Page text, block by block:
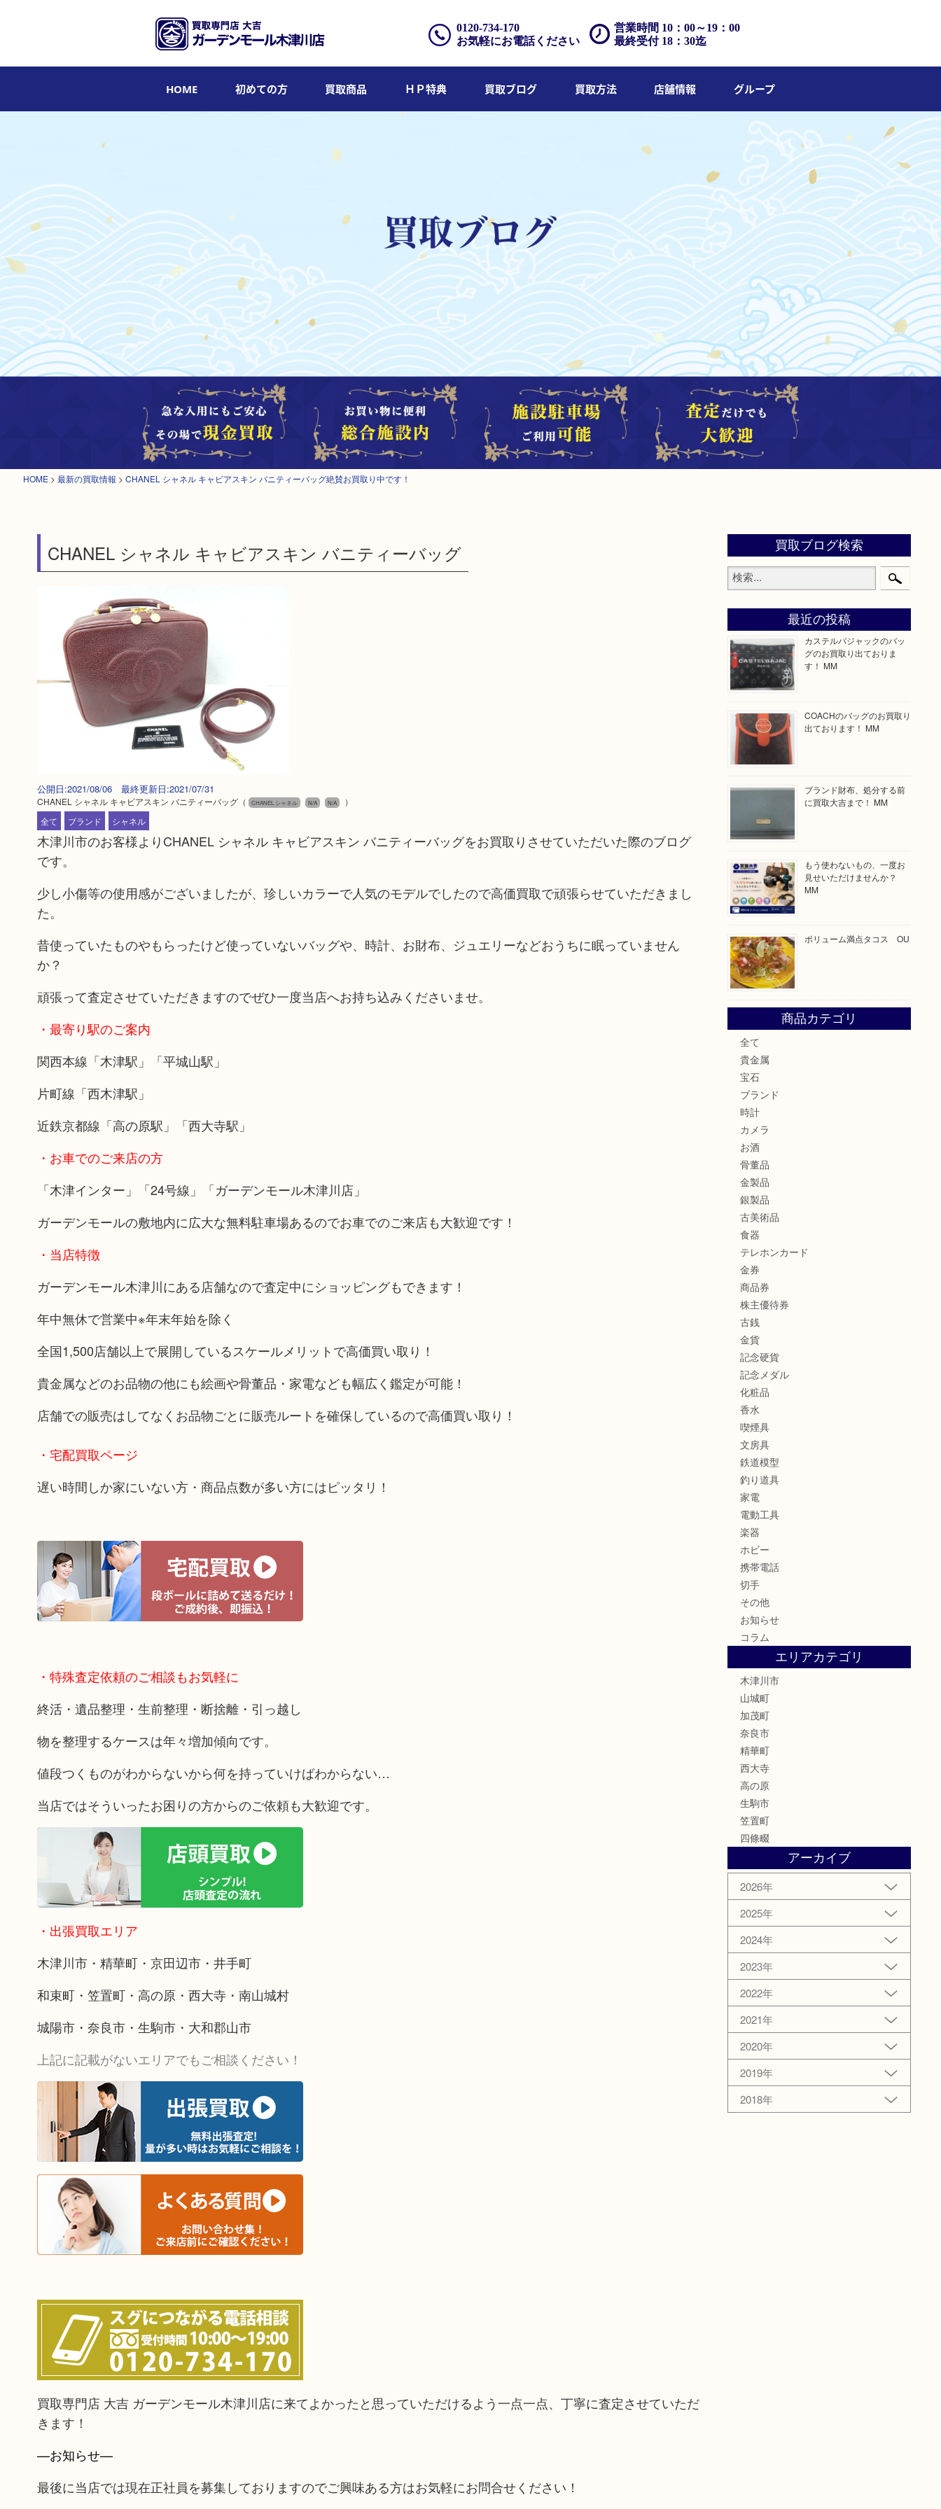
営業時間 10：00～19：00
最終受付 18：30迄
0120-734-170
お気軽にお電話ください
HOME 初めての方 買取商品 ＨＰ特典 買取ブログ 買取方法 店舗情報 グループ
HOME > 最新の買取情報 > CHANEL シャネル キャビアスキン バニティーバッグ絶賛お買取り中です！
CHANEL シャネル キャビアスキン バニティーバッグ
公開日:2021/08/06 最終更新日:2021/07/31
CHANEL シャネル キャビアスキン バニティーバッグ（ CHANEL シャネル N/A N/A
）
全て
ブランド シャネル
木津川市のお客様よりCHANEL シャネル キャビアスキン バニティーバッグをお買取りさせていただいた際のブログ
です。
少し小傷等の使用感がございましたが、珍しいカラーで人気のモデルでしたので高価買取で頑張らせていただきまし
た。
昔使っていたものやもらったけど使っていないバッグや、時計、お財布、ジュエリーなどおうちに眠っていません
か？
頑張って査定させていただきますのでぜひ一度当店へお持ち込みくださいませ。
・最寄り駅のご案内
関西本線「木津駅」「平城山駅」
片町線「西木津駅」
近鉄京都線「高の原駅」「西大寺駅」
・お車でのご来店の方
「木津インター」「24号線」「ガーデンモール木津川店」
ガーデンモールの敷地内に広大な無料駐車場あるのでお車でのご来店も大歓迎です！
・当店特徴
ガーデンモール木津川にある店舗なので査定中にショッピングもできます！
年中無休で営業中※年末年始を除く
全国1,500店舗以上で展開しているスケールメリットで高価買い取り！
貴金属などのお品物の他にも絵画や骨董品・家電なども幅広く鑑定が可能！
店舗での販売はしてなくお品物ごとに販売ルートを確保しているので高価買い取り！
・宅配買取ページ
遅い時間しか家にいない方・商品点数が多い方にはピッタリ！
・特殊査定依頼のご相談もお気軽に
終活・遺品整理・生前整理・断捨離・引っ越し
物を整理するケースは年々増加傾向です。
値段つくものがわからないから何を持っていけばわからない…
当店ではそういったお困りの方からのご依頼も大歓迎です。
・出張買取エリア
木津川市・精華町・京田辺市・井手町
和束町・笠置町・高の原・西大寺・南山城村
城陽市・奈良市・生駒市・大和郡山市
上記に記載がないエリアでもご相談ください！
買取専門店 大吉 ガーデンモール木津川店に来てよかったと思っていただけるよう一点一点、丁寧に査定させていただ
きます！
—お知らせ—
最後に当店では現在正社員を募集しておりますのでご興味ある方はお気軽にお問合せください！
買取ブログ検索
最近の投稿
カステルバジャックのバッ
グのお買取り出ておりま
す！ MM
COACHのバッグのお買取り
出ております！ MM
ブランド財布、処分する前
に買取大吉まで！ MM
もう使わないもの、一度お
見せいただけませんか？
MM
ボリューム満点タコス OU
商品カテゴリ
全て
貴金属
宝石
ブランド
時計
カメラ
お酒
骨董品
金製品
銀製品
古美術品
食器
テレホンカード
金券
商品券
株主優待券
古銭
金貨
記念硬貨
記念メダル
化粧品
香水
喫煙具
文房具
鉄道模型
釣り道具
家電
電動工具
楽器
ホビー
携帯電話
切手
その他
お知らせ
コラム
エリアカテゴリ
木津川市
山城町
加茂町
奈良市
精華町
西大寺
高の原
生駒市
笠置町
四條畷
アーカイブ
2026年
2025年
2024年
2023年
2022年
2021年
2020年
2019年
2018年